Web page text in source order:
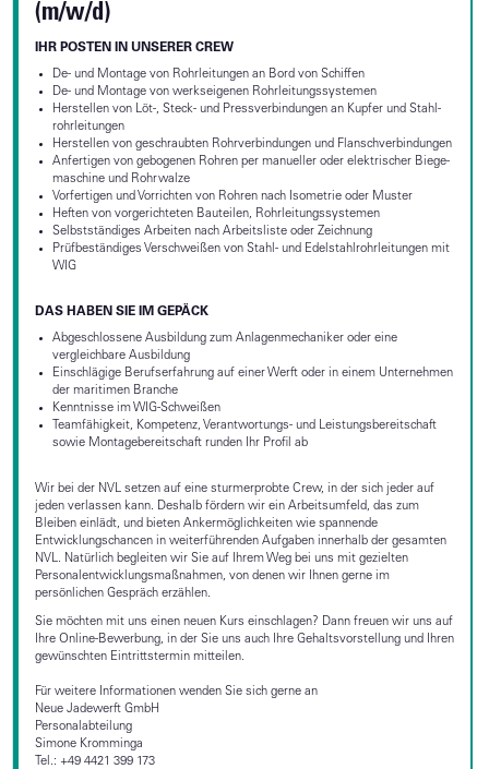
(m/w/d)
IHR POSTEN IN UNSERER CREW
De- und Mon­ta­ge von Rohr­lei­tun­gen an Bord von Schif­fen
De- und Mon­ta­ge von werks­ei­ge­nen Rohr­lei­tungs­sys­te­men
Her­stel­len von Löt-­, Steck-­ und Press­ver­bin­dun­gen an Kup­fer und Stahl­
rohr­lei­tun­gen
Her­stel­len von ge­schraub­ten Rohr­ver­bin­dun­gen und Flansch­ver­bin­dun­gen
An­fer­ti­gen von ge­bo­ge­nen Roh­ren per ma­nu­el­ler oder elek­tri­scher Bie­ge­
ma­schi­ne und Rohr­wal­ze
Vor­fer­ti­gen und Vor­rich­ten von Roh­ren nach Iso­met­rie oder Mus­ter
Hef­ten von vor­ge­rich­te­ten Bau­tei­len, Rohr­lei­tungs­sys­te­men
Selbstständiges Ar­bei­ten nach Ar­beits­lis­te oder Zeich­nung
Prüfbeständiges Ver­schwei­ßen von Stahl- und Edelstahlrohrleitungen mit
WIG
DAS HABEN SIE IM GEPÄCK
Abgeschlossene Ausbildung zum Anlagenmechaniker oder eine
vergleichbare Ausbildung
Einschlägige Berufserfahrung auf einer Werft oder in einem Unternehmen
der maritimen Branche
Kenntnisse im WIG-Schweißen
Teamfähigkeit, Kompetenz, Verantwortungs- und Leistungsbereitschaft
sowie Montagebereitschaft runden Ihr Profil ab
Wir bei der NVL setzen auf eine sturmerprobte Crew, in der sich jeder auf
jeden verlassen kann. Deshalb fördern wir ein Arbeitsumfeld, das zum
Bleiben einlädt, und bieten Ankermöglichkeiten wie spannende
Entwicklungschancen in weiterführenden Aufgaben innerhalb der gesamten
NVL. Natürlich begleiten wir Sie auf Ihrem Weg bei uns mit gezielten
Personalentwicklungsmaßnahmen, von denen wir Ihnen gerne im
persönlichen Gespräch erzählen.
Sie möchten mit uns einen neuen Kurs einschlagen? Dann freuen wir uns auf
Ihre Online-Bewerbung, in der Sie uns auch Ihre Gehaltsvorstellung und Ihren
gewünschten Eintrittstermin mitteilen.
Für weitere Informationen wenden Sie sich gerne an
Neue Jadewerft GmbH
Personalabteilung
Simone Kromminga
Tel.: +49 4421 399 173